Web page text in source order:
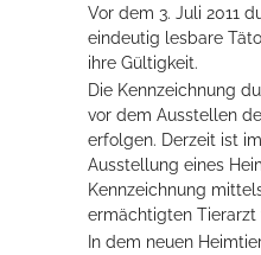
Vor dem 3. Juli 2011
eindeutig lesbare
ihre Gültigkeit.
Die Kennzeichnung
vor dem Ausstellen
erfolgen. Derzeit ist
Ausstellung eines
Kennzeichnung
ermächtigten Tierarzt
In dem neuen